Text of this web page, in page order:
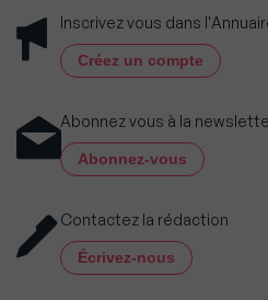
Inscrivez vous dans
Créez un compte
Abonnez vous à la
Abonnez-vous
Contactez la rédaction
Écrivez-nous